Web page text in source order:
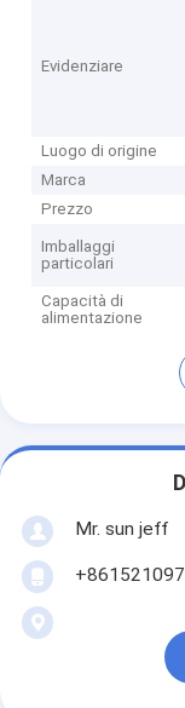
Evidenziare
Luogo di origine
Marca
Prezzo
Imballaggi
particolari
Capacità di
alimentazione
Mr. sun jeff